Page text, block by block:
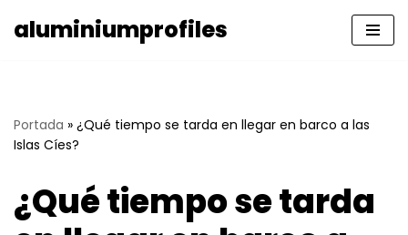
aluminiumprofiles
Portada » ¿Qué tiempo se tarda en llegar en barco a las
Islas Cíes?
¿Qué tiempo se tarda